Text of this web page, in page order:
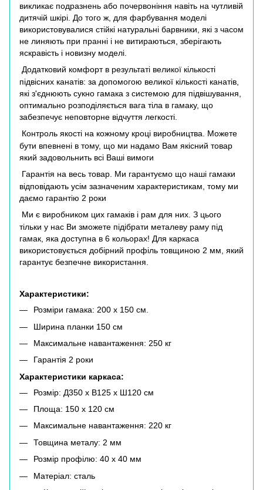
викликає подразнень або почервоніння навіть на чутливій
дитячій шкірі. До того ж, для фарбування моделі
використовувалися стійкі натуральні барвники, які з часом
не линяють при пранні і не витираються, зберігають
яскравість і новизну моделі.
Додатковий комфорт в результаті великої кількості
підвісних канатів: за допомогою великої кількості канатів,
які з'єднюють сукно гамака з системою для підвішування,
оптимально розподіляється вага тіла в гамаку, що
забезпечує неповторне відчуття легкості.
Контроль якості на кожному кроці виробництва. Можете
бути впевнені в тому, що ми надамо Вам якісний товар
який задовольнить всі Ваші вимоги
Гарантія на весь товар. Ми гарантуємо що наші гамаки
відповідають усім зазначеним характеристикам, тому ми
даємо гарантію 2 роки
Ми є виробником цих гамаків і рам для них. З цього
тільки у нас Ви зможете підібрати металеву раму під
гамак, яка доступна в 6 кольорах! Для каркаса
використовується добірний профіль товщиною 2 мм, який
гарантує безпечне використання.
Характеристики:
Розміри гамака: 200 х 150 см.
Ширина планки 150 см
Максимальне навантаження: 250 кг
Гарантія 2 роки
Характеристики каркаса:
Розмір: Д350 х В125 х Ш120 см
Площа: 150 х 120 см
Максимальне навантаження: 220 кг
Товщина металу: 2 мм
Розмір профілю: 40 х 40 мм
Матеріал: сталь